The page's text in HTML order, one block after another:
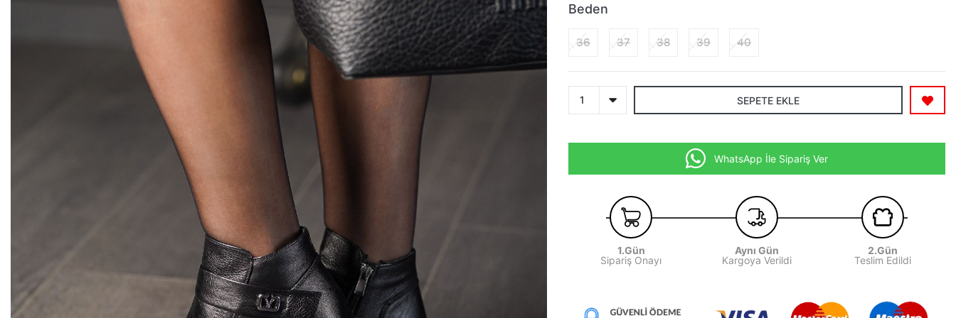
Beden
36 37 38 39 40
SEPETE EKLE
WhatsApp İle Sipariş Ver
1.Gün
Sipariş Onayı
Aynı Gün
Kargoya Verildi
2.Gün
Teslim Edildi